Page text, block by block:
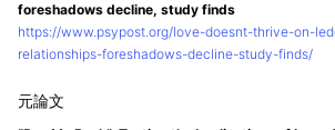
foreshadows decline, study finds
https://www.psypost.org/love-doesnt-thrive-on-
relationships-foreshadows-decline-study-finds/